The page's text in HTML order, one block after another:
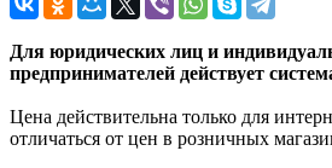
Для юридических лиц и
предпринимателей действует
Цена действительна только для
отличаться от цен в розничных